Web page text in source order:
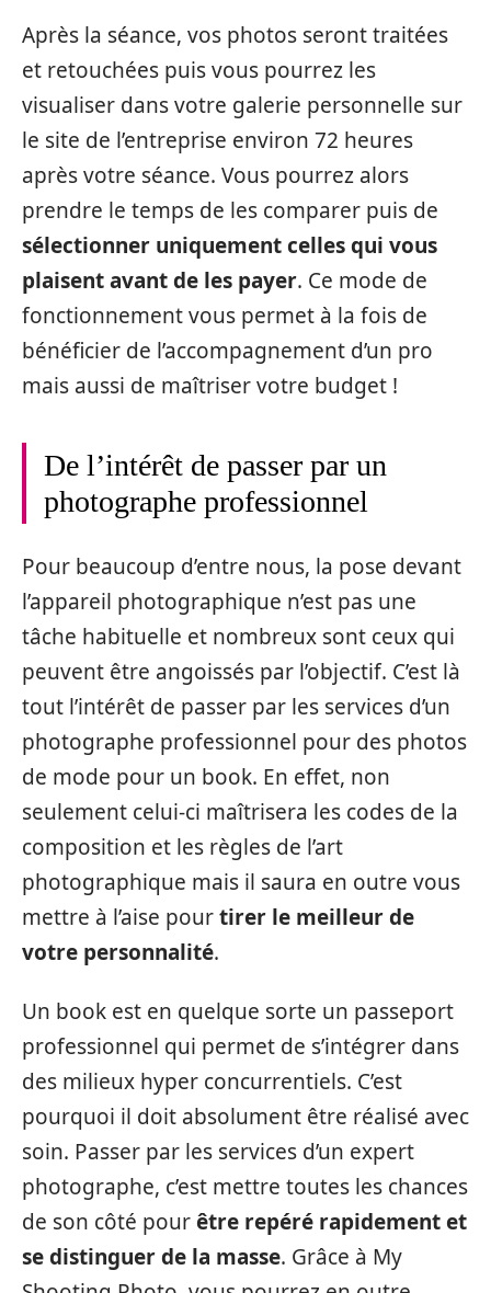
Après la séance, vos photos seront traitées
et retouchées puis vous pourrez les
visualiser dans votre galerie personnelle sur
le site de l’entreprise environ 72 heures
après votre séance. Vous pourrez alors
prendre le temps de les comparer puis de
sélectionner uniquement celles qui vous
plaisent avant de les payer. Ce mode de
fonctionnement vous permet à la fois de
bénéficier de l’accompagnement d’un pro
mais aussi de maîtriser votre budget !
De l’intérêt de passer par un
photographe professionnel
Pour beaucoup d’entre nous, la pose devant
l’appareil photographique n’est pas une
tâche habituelle et nombreux sont ceux qui
peuvent être angoissés par l’objectif. C’est là
tout l’intérêt de passer par les services d’un
photographe professionnel pour des photos
de mode pour un book. En effet, non
seulement celui-ci maîtrisera les codes de la
composition et les règles de l’art
photographique mais il saura en outre vous
mettre à l’aise pourtirer le meilleur de
votre personnalité.
Un book est en quelque sorte un passeport
professionnel qui permet de s’intégrer dans
des milieux hyper concurrentiels. C’est
pourquoi il doit absolument être réalisé avec
soin. Passer par les services d’un expert
photographe, c’est mettre toutes les chances
de son côté pourêtre repéré rapidement et
se distinguer de la masse. Grâce à My